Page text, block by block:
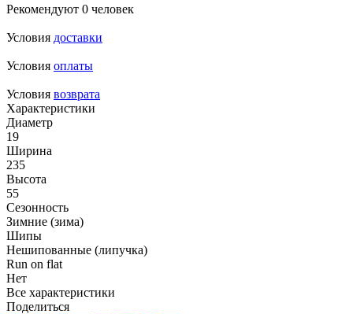
Рекомендуют 0 человек
Условия доставки
Условия оплаты
Условия возврата
Характеристики
Диаметр
19
Ширина
235
Высота
55
Сезонность
Зимние (зима)
Шипы
Нешипованные (липучка)
Run on flat
Нет
Все характеристики
Поделиться